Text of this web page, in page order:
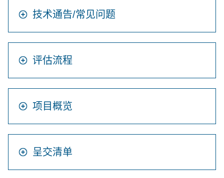
技术通告/常见问题
评估流程
项目概览
呈交清单